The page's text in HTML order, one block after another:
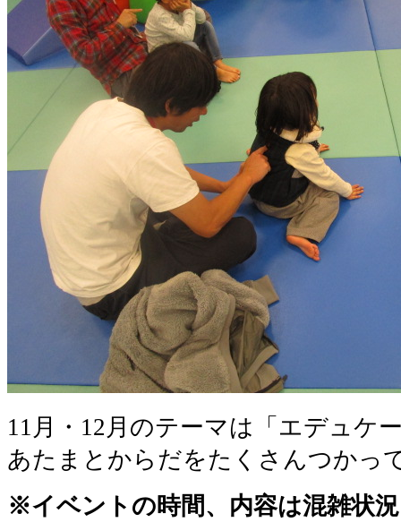
11月・12月のテーマは「エデュケ
あたまとからだをたくさんつかっ
※イベントの時間、内容は混雑状